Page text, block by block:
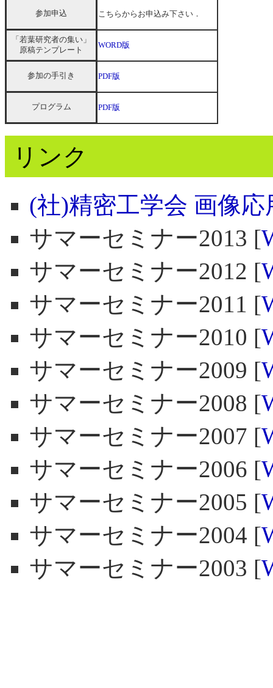
参加申込 こちらからお申込み下さい．
「若葉研究者の集い」
原稿テンプレート
WORD版
参加の手引き PDF版
プログラム PDF版
リンク
(社)精密工学会 画像
サマーセミナー2013 [
サマーセミナー2012 [
サマーセミナー2011 [
サマーセミナー2010 [
サマーセミナー2009 [
サマーセミナー2008 [
サマーセミナー2007 [
サマーセミナー2006 [
サマーセミナー2005 [
サマーセミナー2004 [
サマーセミナー2003 [